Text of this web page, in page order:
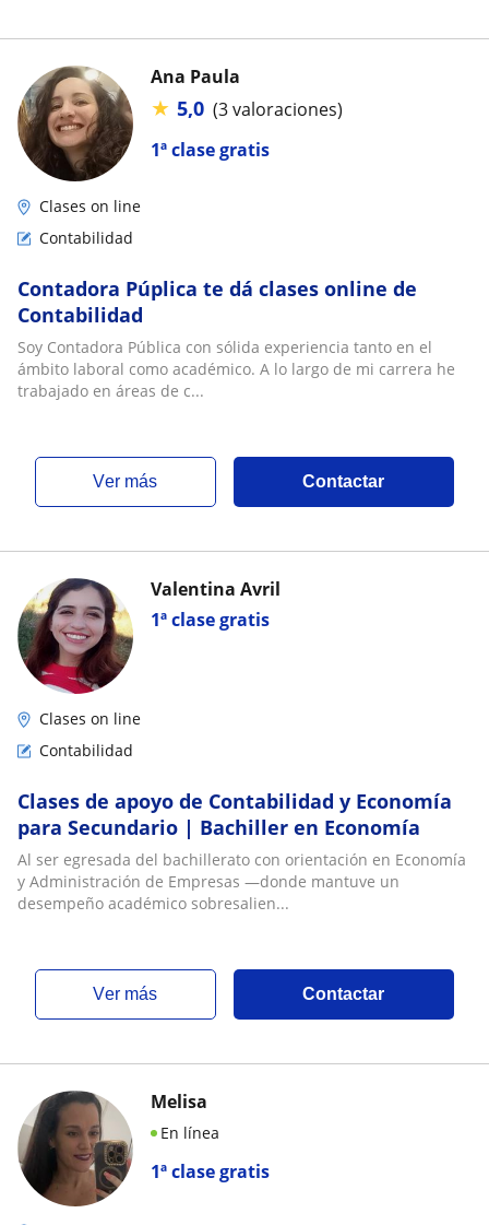
1ª clase gratis
Ana Paula
★ 5,0 (3 valoraciones)
Clases on line
Contabilidad
Contadora Púplica te dá clases online de
Contabilidad
Soy Contadora Pública con sólida experiencia tanto en el
ámbito laboral como académico. A lo largo de mi carrera he
trabajado en áreas de c...
ver más Contactar
1ª clase gratis
Valentina Avril
Clases on line
Contabilidad
Clases de apoyo de Contabilidad y Economía
para Secundario | Bachiller en Economía
Al ser egresada del bachillerato con orientación en Economía
y Administración de Empresas —donde mantuve un
desempeño académico sobresalien...
ver más Contactar
1ª clase gratis
Melisa
En línea